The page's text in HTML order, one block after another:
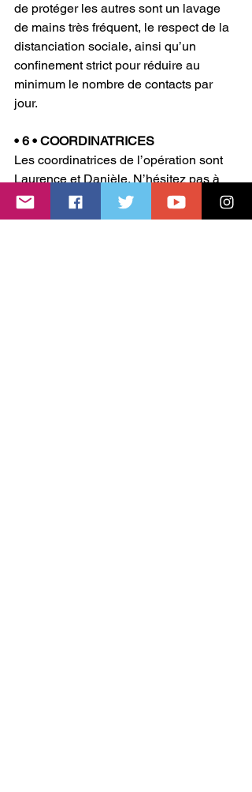
de protéger les autres sont un lavage
de mains très fréquent, le respect de la
distanciation sociale, ainsi qu’un
confinement strict pour réduire au
minimum le nombre de contacts par
jour.
• 6 • COORDINATRICES
Les coordinatrices de l’opération sont
Laurence et Danièle. N’hésitez pas à
leur laisser un message ou à les
appeler si vous avez besoin d’aide. Un